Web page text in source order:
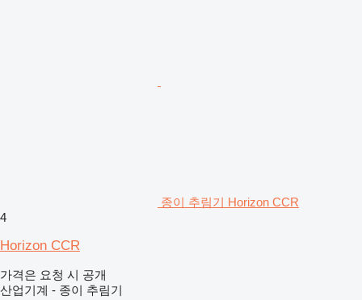
종이 추림기 Horizon CCR
4
Horizon CCR
가격은 요청 시 공개
산업기계 - 종이 추림기